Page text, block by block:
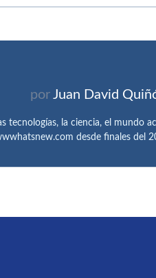
por Juan David
tecnologías, la ciencia, el mundo
desde finales del